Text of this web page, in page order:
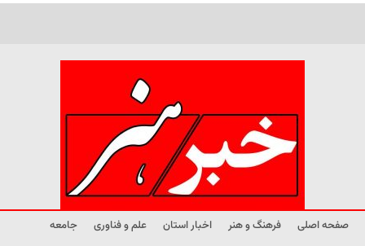
صفحه اصلی فرهنگ و هنر اخبار استان علم و فناوری
جامعه